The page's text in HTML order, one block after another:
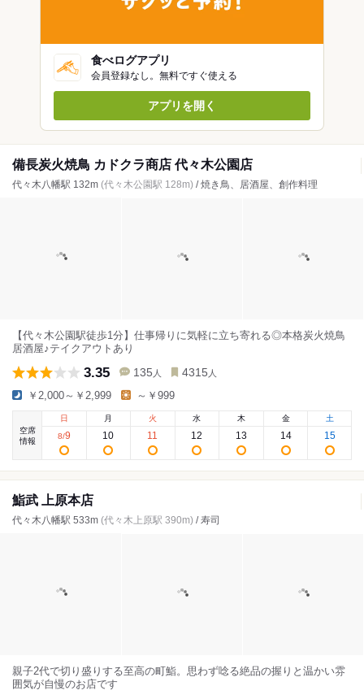
食べログアプリ
会員登録なし。無料ですぐ使える
アプリを開く
備長炭火焼鳥 カドクラ商店 代々木公園店
代々木八幡駅 132m (代々木公園駅 128m) / 焼き鳥、居酒屋、創作料理
【代々木公園駅徒歩1分】仕事帰りに気軽に立ち寄れる◎本格炭火焼鳥
居酒屋♪テイクアウトあり
3.35 135 人 4315 人
￥2,000～￥2,999 ～￥999
空席
情報
日
8/9
月
10
火
11
水
12
木
13
金
14
土
15
鮨武 上原本店
代々木八幡駅 533m (代々木上原駅 390m) / 寿司
親子2代で切り盛りする至高の町鮨。思わず唸る絶品の握りと温かい雰
囲気が自慢のお店です